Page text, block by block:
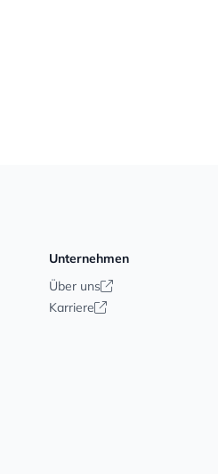
Unternehmen
Über uns
Karriere